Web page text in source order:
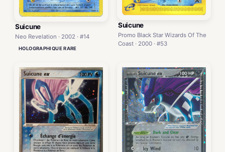
Suicune
Neo Revelation · 2002 · #14
HOLOGRAPHIQUE RARE
Suicune
Promo Black Star Wizards Of The
Coast · 2000 · #53